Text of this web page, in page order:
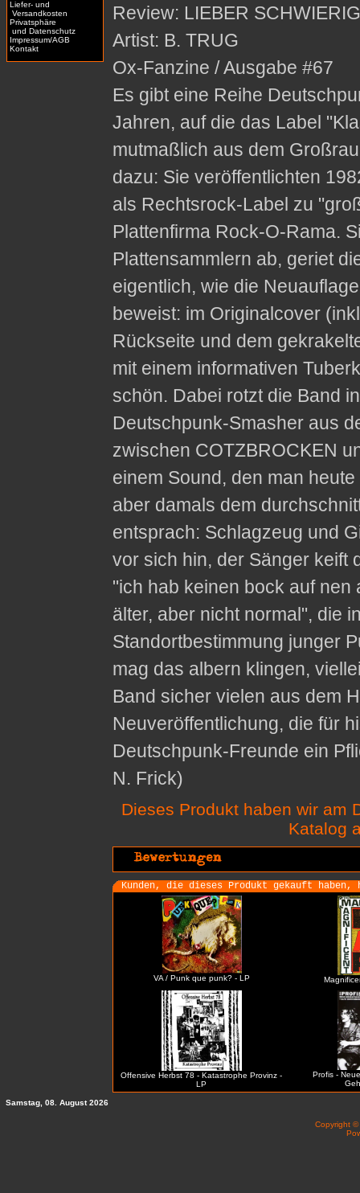
Liefer- und
Versandkosten
Privatsphäre
und Datenschutz
Impressum/AGB
Kontakt
Review: LIEBER
Artist: B. TRUG
Ox-Fanzine / Ausgabe #67
Es gibt eine Reihe
Jahren, auf die das Label
mutmaßlich aus dem
dazu: Sie veröffentlichten
als Rechtsrock-Label zu
Plattenfirma Rock-O-Rama.
Plattensammlern ab, geriet
eigentlich, wie die
beweist: im Originalcover
Rückseite und dem
mit einem informativen
schön. Dabei rotzt die Band
Deutschpunk-Smasher aus
zwischen COTZBROCKEN
einem Sound, den man
aber damals dem
entsprach: Schlagzeug und
vor sich hin, der Sänger keift
"ich hab keinen bock auf
älter, aber nicht normal", die
Standortbestimmung junger
mag das albern klingen,
Band sicher vielen aus dem
Neuveröffentlichung, die für
Deutschpunk-Freunde ein
N. Frick)
Dieses Produkt haben wir am
Katalog
Kunden, die dieses Produkt gekauft haben,
VA / Punk que punk? - LP
Offensive Herbst 78 - Katastrophe Provinz -
LP
Profis -
Samstag, 08. August 2026
Copyright